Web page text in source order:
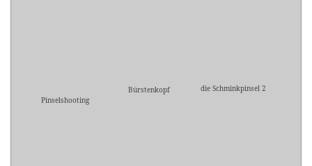
Pinselshooting
Bürstenkopf die Schminkpinsel 2